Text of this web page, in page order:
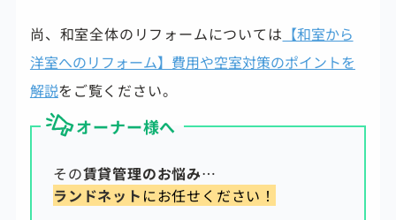
尚、和室全体のリフォームについては 【和室から
洋室へのリフォーム】費用や空室対策のポイントを
解説をご覧ください。
オーナー様へ
その賃貸管理のお悩み…
ランドネット にお任せください！